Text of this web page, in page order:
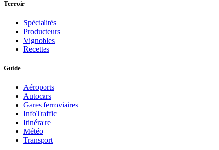
Terroir
Spécialités
Producteurs
Vignobles
Recettes
Guide
Aéroports
Autocars
Gares ferroviaires
InfoTraffic
Itinéraire
Météo
Transport